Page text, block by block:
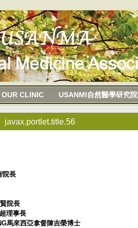
OUR CLINIC USANMI自然醫學研究院
javax.portlet.title.56
院長
院長
理事長
馬來西亞拿督陳吉榮博士